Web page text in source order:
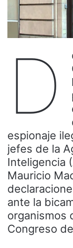
D
espionaje
jefes de la
Inteligencia
Mauricio
ante la
organismos
Congreso